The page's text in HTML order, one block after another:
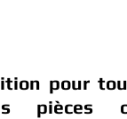
pour
pièces